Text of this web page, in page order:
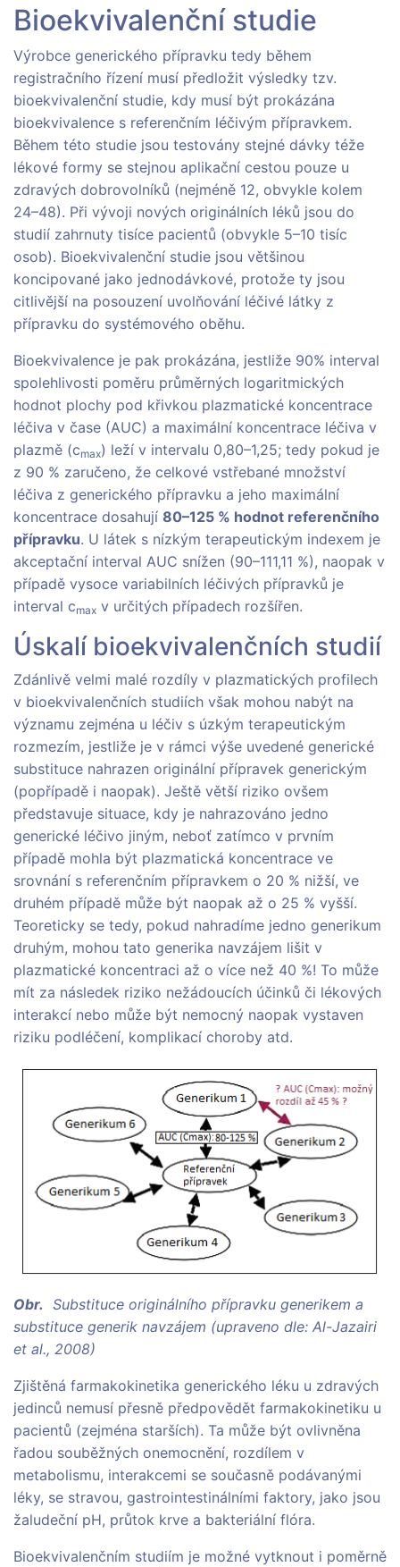
Bioekvivalenční studie
Výrobce generického přípravku tedy během
registračního řízení musí předložit výsledky tzv.
bioekvivalenční studie, kdy musí být prokázána
bioekvivalence s referenčním léčivým přípravkem.
Během této studie jsou testovány stejné dávky téže
lékové formy se stejnou aplikační cestou pouze u
zdravých dobrovolníků (nejméně 12, obvykle kolem
24–48). Při vývoji nových originálních léků jsou do
studií zahrnuty tisíce pacientů (obvykle 5–10 tisíc
osob). Bioekvivalenční studie jsou většinou
koncipované jako jednodávkové, protože ty jsou
citlivější na posouzení uvolňování léčivé látky z
přípravku do systémového oběhu.
Bioekvivalence je pak prokázána, jestliže 90% interval
spolehlivosti poměru průměrných logaritmických
hodnot plochy pod křivkou plazmatické koncentrace
léčiva v čase (AUC) a maximální koncentrace léčiva v
plazmě (cmax) leží v intervalu 0,80–1,25; tedy pokud je
z 90 % zaručeno, že celkové vstřebané množství
léčiva z generického přípravku a jeho maximální
koncentrace dosahují 80–125 % hodnot referenčního
přípravku. U látek s nízkým terapeutickým indexem je
akceptační interval AUC snížen (90–111,11 %), naopak v
případě vysoce variabilních léčivých přípravků je
interval cmax v určitých případech rozšířen.
Úskalí bioekvivalenčních studií
Zdánlivě velmi malé rozdíly v plazmatických profilech
v bioekvivalenčních studiích však mohou nabýt na
významu zejména u léčiv s úzkým terapeutickým
rozmezím, jestliže je v rámci výše uvedené generické
substituce nahrazen originální přípravek generickým
(popřípadě i naopak). Ještě větší riziko ovšem
představuje situace, kdy je nahrazováno jedno
generické léčivo jiným, neboť zatímco v prvním
případě mohla být plazmatická koncentrace ve
srovnání s referenčním přípravkem o 20 % nižší, ve
druhém případě může být naopak až o 25 % vyšší.
Teoreticky se tedy, pokud nahradíme jedno generikum
druhým, mohou tato generika navzájem lišit v
plazmatické koncentraci až o více než 40 %! To může
mít za následek riziko nežádoucích účinků či lékových
interakcí nebo může být nemocný naopak vystaven
riziku podléčení, komplikací choroby atd.
Obr. Substituce originálního přípravku generikem a
substituce generik navzájem (upraveno dle: Al-Jazairi
et al., 2008)
Zjištěná farmakokinetika generického léku u zdravých
jedinců nemusí přesně předpovědět farmakokinetiku u
pacientů (zejména starších). Ta může být ovlivněna
řadou souběžných onemocnění, rozdílem v
metabolismu, interakcemi se současně podávanými
léky, se stravou, gastrointestinálními faktory, jako jsou
žaludeční pH, průtok krve a bakteriální flóra.
Bioekvivalenčním studiím je možné vytknout i poměrně